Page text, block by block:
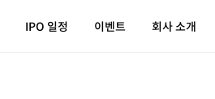
IPO 일정 이벤트 회사 소개